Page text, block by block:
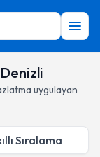
uygulayan
Sıralama